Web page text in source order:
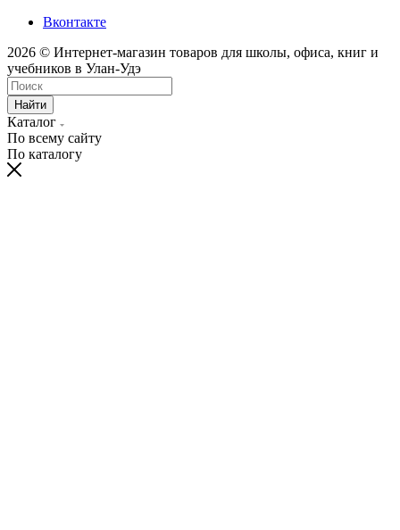
Вконтакте
2026 © Интернет-магазин товаров для школы, офиса, книг и
учебников в Улан-Удэ
Найти
Каталог
По всему сайту
По каталогу